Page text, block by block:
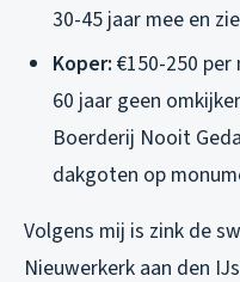
30-45 jaar mee en
Koper: €150-250
60 jaar geen
Boerderij Nooit
dakgoten op
Volgens mij is zink de
Nieuwerkerk aan den